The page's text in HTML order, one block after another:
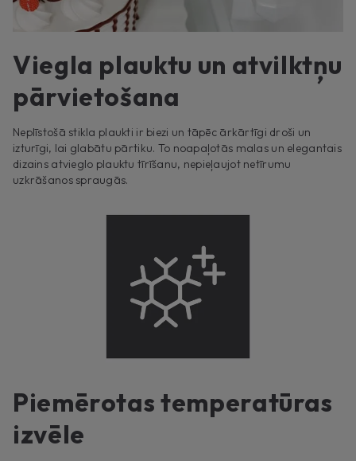
Viegla plauktu un atvilktņu
pārvietošana
Neplīstošā stikla plaukti ir biezi un tāpēc ārkārtīgi droši un
izturīgi, lai glabātu pārtiku. To noapaļotās malas un elegantais
dizains atvieglo plauktu tīrīšanu, nepieļaujot netīrumu
uzkrāšanos spraugās.
Piemērotas temperatūras
izvēle